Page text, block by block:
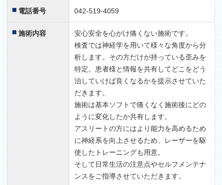
電話番号 042-519-4059
施術内容
安心安全を心がけ痛くない施術です。
検査では神経学を用いて様々な角度から分
析します。その方だけが持っている歪みを
特定。患者様と情報を共有してどこをどう
治していけば良くなるかを提示させていた
だきます。
施術は基本ソフトで痛くなく施術後にどの
ように変化したか共有します。
アスリートの方にはより能力を高めるため
に神経系を向上させるため、レーザーを駆
使したトレーニングも用意。
そして日常生活の注意点やセルフメンテナ
ンスをご指導させていただきます。